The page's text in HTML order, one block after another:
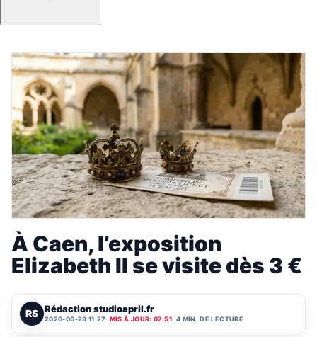
À Caen, l’exposition
Elizabeth II se visite dès 3 €
RS Rédaction studioapril.fr
2026-06-29 11:27 MIS À JOUR: 07:51 4 MIN. DE LECTURE